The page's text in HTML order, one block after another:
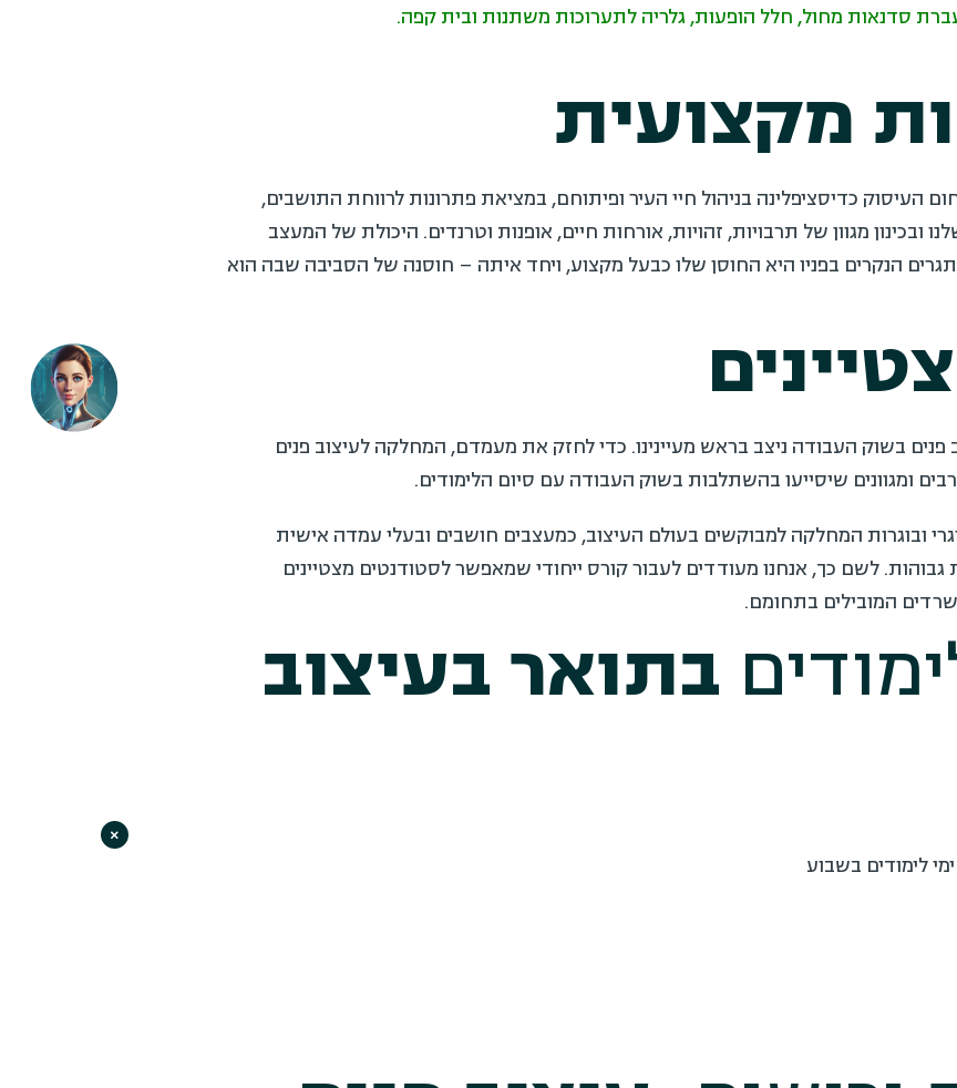
סדנאות מחול, חלל הופעות, גלריה לתערוכות משתנות ובית קפה.
מקצועית
העיסוק כדיסציפלינה בניהול חיי העיר ופיתוחם, במציאת פתרונות לרווחת התושבים,
ובכינון מגוון של תרבויות, זהויות, אורחות חיים, אופנות וטרנדים. היכולת של המעצב
הנקרים בפניו היא החוסן שלו כבעל מקצוע, ויחד איתה – חוסנה של הסביבה שבה הוא
פנים בשוק העבודה ניצב בראש מעיינינו. כדי לחזק את מעמדם, המחלקה לעיצוב פנים
ומגוונים שיסייעו בהשתלבות בשוק העבודה עם סיום הלימודים.
ובוגרות המחלקה למבוקשים בעולם העיצוב, כמעצבים חושבים ובעלי עמדה אישית
גבוהות. לשם כך, אנחנו מעודדים לעבור קורס ייחודי שמאפשר לסטודנטים מצטיינים
המובילים בתחומם.
בתואר בעיצוב
לימודים בשבוע
×